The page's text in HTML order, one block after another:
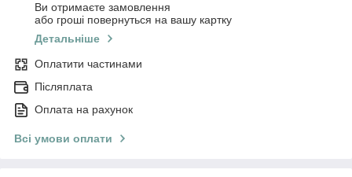
Ви отримаєте замовлення
або гроші повернуться на вашу картку
Детальніше
Оплатити частинами
Післяплата
Оплата на рахунок
Всі умови оплати